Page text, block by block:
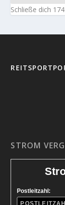
Schließe dich
STROM
Postleitzahl: